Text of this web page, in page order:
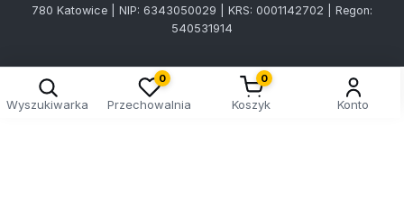
780 Katowice | NIP: 6343050029 | KRS: 0001142702 | Regon:
540531914
Wyszukiwarka
0
Przechowalnia
0
Koszyk Konto